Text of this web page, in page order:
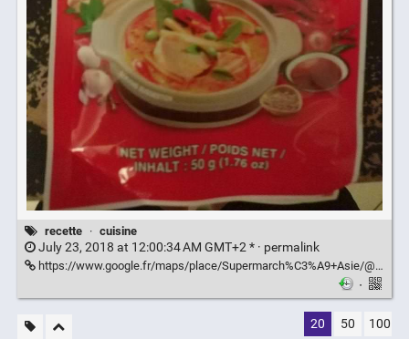
recette · cuisine
July 23, 2018 at 12:00:34 AM GMT+2 * · permalink
https://www.google.fr/maps/place/Supermarch%C3%A9+Asie/@45.7537687,4.841633,18.25z/data=!4m13!1m7!3m6!1s0x47f4ea65a76b5453:0xb250e348a29163f3!2sPlace+Danton,+69003+Lyon!3b1!8m2!3d45.7549379!4d4.8572923!3m4!1s0x47f4ea5b28842c63:0xa72e7c5b774fae0e!8m2!3d45.7545669!4d4.8415408?hl=fr
·
20 50 100